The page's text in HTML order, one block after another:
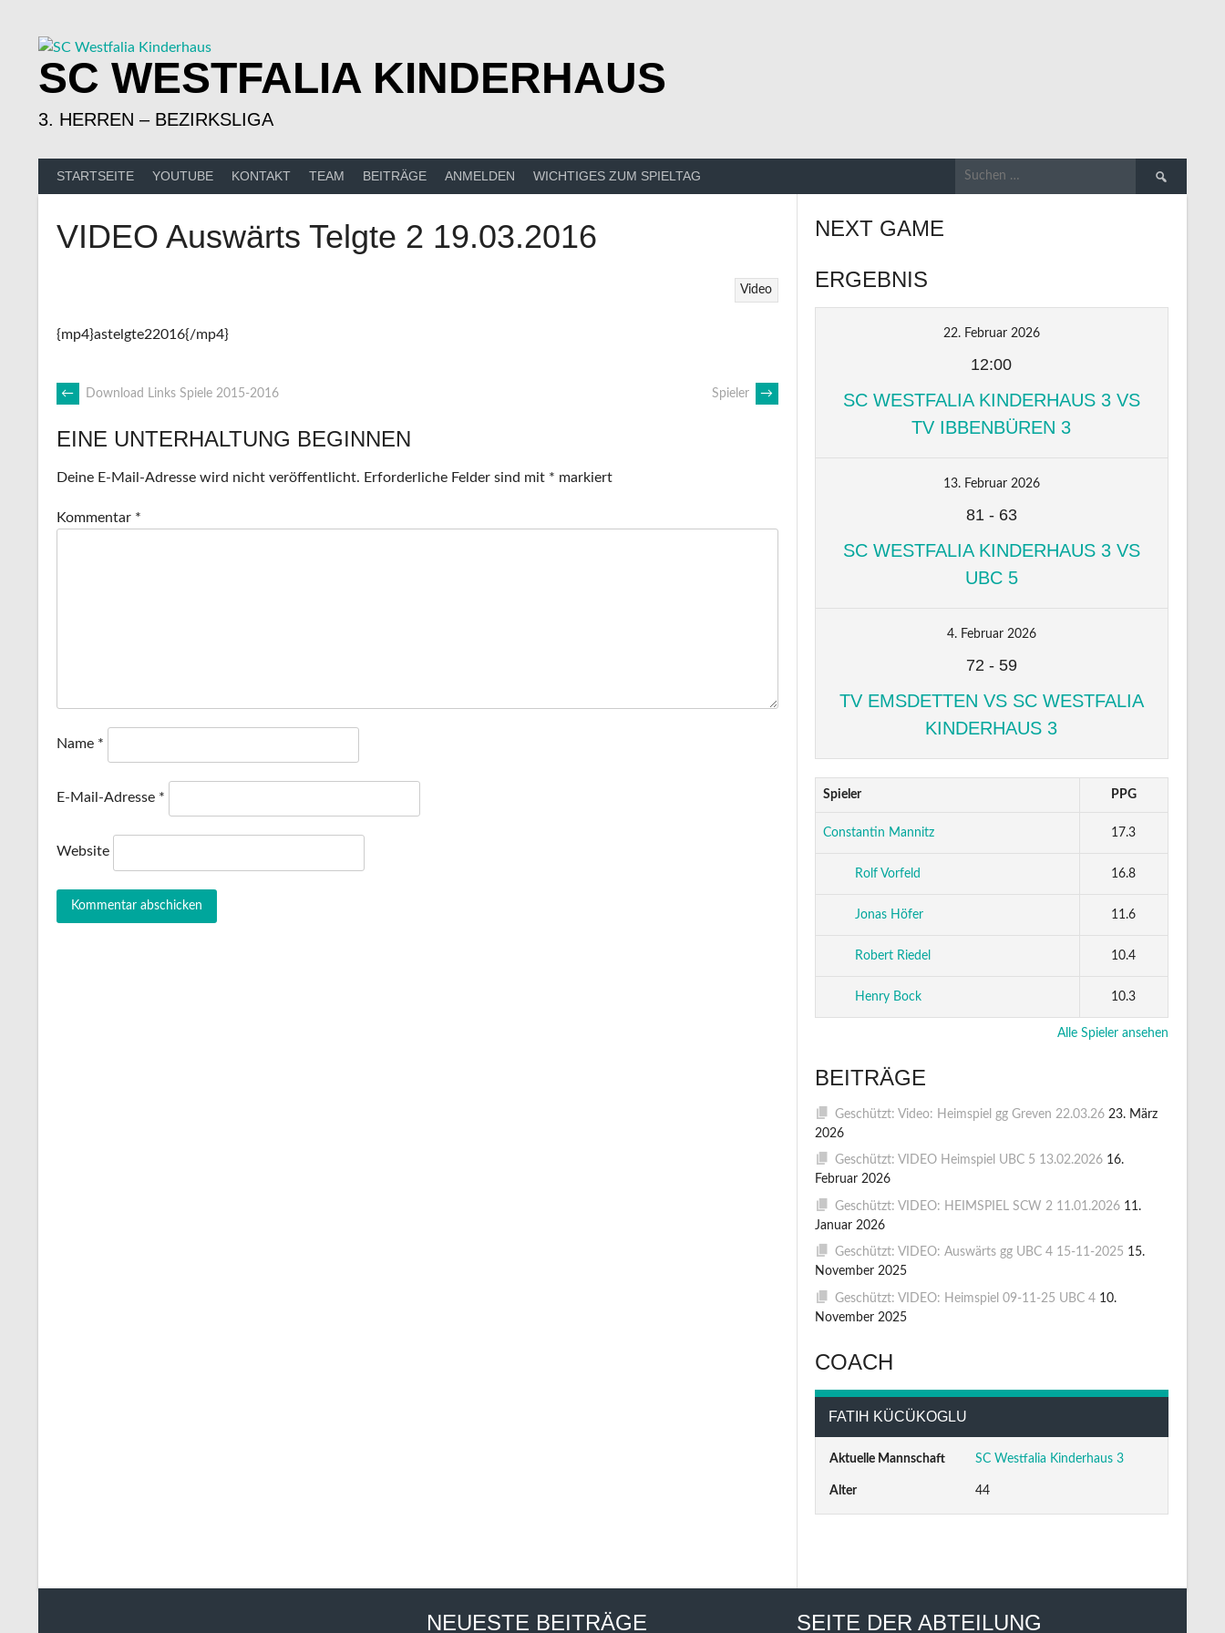
SC WESTFALIA KINDERHAUS
3. HERREN – BEZIRKSLIGA
STARTSEITE YOUTUBE KONTAKT TEAM BEITRÄGE ANMELDEN WICHTIGES ZUM SPIELTAG
Suchen
VIDEO Auswärts Telgte 2 19.03.2016
Video
{mp4}astelgte22016{/mp4}
ARTIKEL-
NAVIGATION
← Download Links Spiele 2015-2016 Spieler →
EINE UNTERHALTUNG BEGINNEN
Deine E-Mail-Adresse wird nicht veröffentlicht. Erforderliche Felder sind mit * markiert
Kommentar *
Name *
E-Mail-Adresse *
Website
NEXT GAME
ERGEBNIS
22. Februar 2026
12:00
SC WESTFALIA KINDERHAUS 3 VS
TV IBBENBÜREN 3
13. Februar 2026
81- 63
SC WESTFALIA KINDERHAUS 3 VS
UBC 5
4. Februar 2026
72- 59
TV EMSDETTEN VS SC WESTFALIA
KINDERHAUS 3
Spieler PPG
Constantin Mannitz 17.3
Rolf Vorfeld 16.8
Jonas Höfer 11.6
Robert Riedel 10.4
Henry Bock 10.3
Alle Spieler ansehen
BEITRÄGE
Geschützt: Video: Heimspiel gg Greven 22.03.26 23. März
2026
Geschützt: VIDEO Heimspiel UBC 5 13.02.2026 16.
Februar 2026
Geschützt: VIDEO: HEIMSPIEL SCW 2 11.01.2026 11.
Januar 2026
Geschützt: VIDEO: Auswärts gg UBC 4 15-11-2025 15.
November 2025
Geschützt: VIDEO: Heimspiel 09-11-25 UBC 4 10.
November 2025
COACH
FATIH KÜCÜKOGLU
Aktuelle Mannschaft SC Westfalia Kinderhaus 3
Alter 44
NEUESTE BEITRÄGE SEITE DER ABTEILUNG